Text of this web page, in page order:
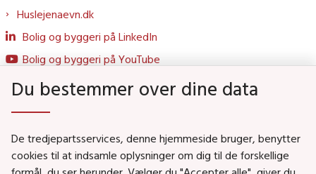
Huslejenaevn.dk
Bolig og byggeri på LinkedIn
Bolig og byggeri på YouTube
Social- og Boligministeriet
Du bestemmer over dine data
De tredjepartsservices, denne hjemmeside bruger, benytter
cookies til at indsamle oplysninger om dig til de forskellige